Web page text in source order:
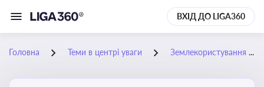
ВХІД ДО LIGA360
Головна Теми в центрі уваги Землекористування